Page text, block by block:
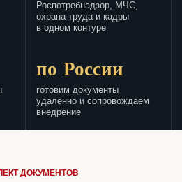
Роспотребнадзор, МЧС,
охрана труда и кадры
в одном контуре
по России
готовим документы
удаленно и сопровождаем
внедрение
ДОКУМЕНТОВ